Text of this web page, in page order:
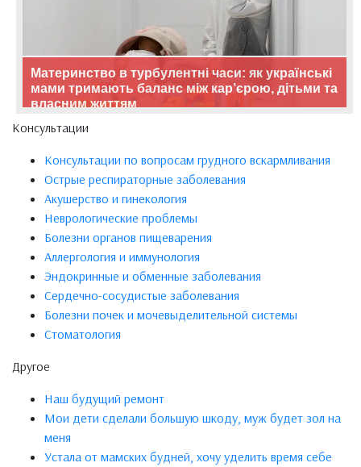
Материнство в турбулентні часи: як українські
мами тримають баланс між кар’єрою, дітьми та
власним життям
Консультации
Консультации по вопросам грудного вскармливания
Острые респираторные заболевания
Акушерство и гинекология
Неврологические проблемы
Болезни органов пищеварения
Аллергология и иммунология
Эндокринные и обменные заболевания
Сердечно-сосудистые заболевания
Болезни почек и мочевыделительной системы
Стоматология
Другое
Наш будущий ремонт
Мои дети сделали большую шкоду, муж будет зол на
меня
Устала от мамских будней, хочу уделить время себе